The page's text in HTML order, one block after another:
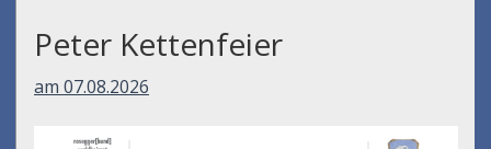
Peter Kettenfeier
am 07.08.2026